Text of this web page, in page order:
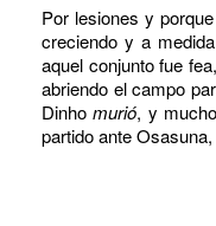
Por lesiones y
creciendo y a
aquel conjunto fue
abriendo el campo
Dinhomurió, y
partido ante